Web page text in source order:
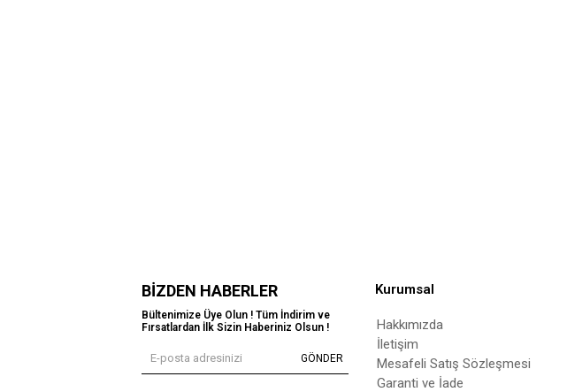
BIZDEN HABERLER
Bültenimize Üye Olun ! Tüm İndirim ve
Fırsatlardan İlk Sizin Haberiniz Olsun !
GÖNDER
Kurumsal
Hakkımızda
İletişim
Mesafeli Satış Sözleşmesi
Garanti ve İade